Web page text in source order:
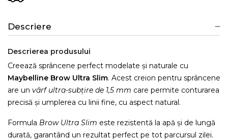
Descriere
Descrierea produsului
Creează sprâncene perfect modelate și naturale cu
Maybelline Brow Ultra Slim. Acest creion pentru sprâncene
are un vârf ultra-subțire de 1,5 mm care permite conturarea
precisă și umplerea cu linii fine, cu aspect natural.
Formula Brow Ultra Slim este rezistentă la apă și de lungă
durată, garantând un rezultat perfect pe tot parcursul zilei.